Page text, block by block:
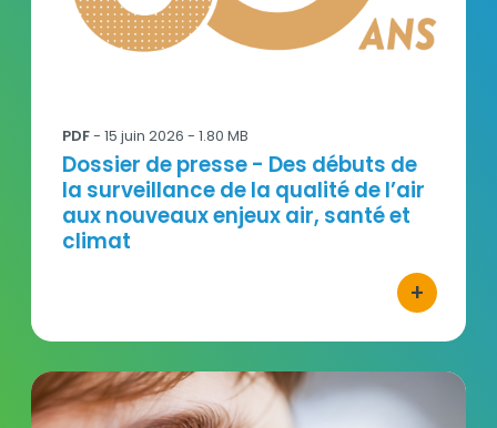
PDF- 15 juin 2026 - 1.80 MB
Titre
Dossier de presse - Des débuts de
la surveillance de la qualité de l’air
aux nouveaux enjeux air, santé et
climat
+
bouton
RapportAnnuel-2025-Atmo-